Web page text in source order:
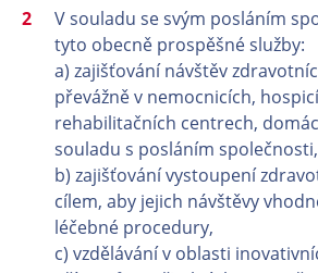
V souladu se svým posláním
tyto obecně prospěšné služby:
a) zajišťování návštěv
převážně v nemocnicích,
rehabilitačních centrech,
souladu s posláním společnosti,
b) zajišťování vystoupení
cílem, aby jejich návštěvy
léčebné procedury,
c) vzdělávání v oblasti